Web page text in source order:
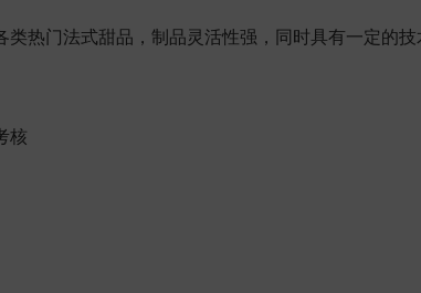
热门法式甜品，制品灵活性强，同时具有一定的技
核